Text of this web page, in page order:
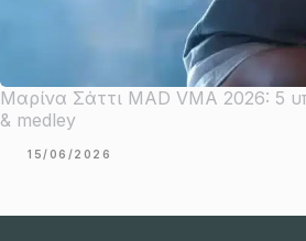
Μαρίνα Σάττι MAD VMA 2026: 5
& medley
15/06/2026